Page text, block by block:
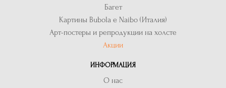
Багет
Картины Bubola e Naibo (Италия)
Арт-постеры и репродукции на холсте
Акции
ИНФОРМАЦИЯ
О нас